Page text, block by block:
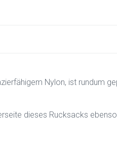
Nylon, ist rundum
dieses Rucksacks